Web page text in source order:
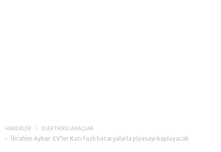
HABERLER ELEKTRİKLİ ARAÇLAR
İbrahim Aybar: EV’ler Katı fazlı bataryalarla piyasayı kaplayacak